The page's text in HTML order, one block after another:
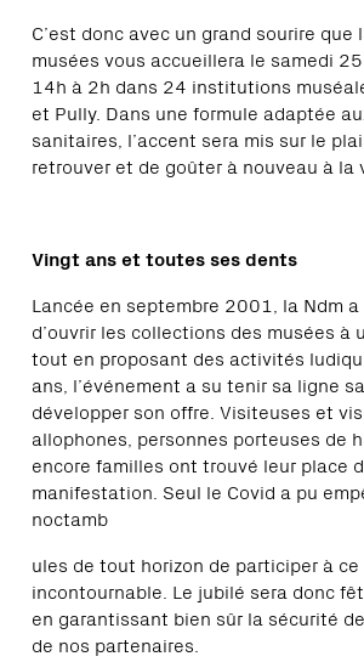
C’est donc avec un grand sourire que
musées vous accueillera le samedi
14h à 2h dans 24 institutions
et Pully. Dans une formule adaptée
sanitaires, l’accent sera mis sur le
retrouver et de goûter à nouveau à la
Vingt ans et toutes ses dents
Lancée en septembre 2001, la Ndm
d’ouvrir les collections des musées à
tout en proposant des activités
ans, l’événement a su tenir sa ligne
développer son offre. Visiteuses et
allophones, personnes porteuses de
encore familles ont trouvé leur place
manifestation. Seul le Covid a pu
noctamb
ules de tout horizon de participer à
incontournable. Le jubilé sera donc
en garantissant bien sûr la sécurité
de nos partenaires.